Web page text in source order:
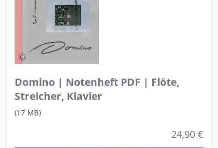
Domino | Notenheft PDF | Flöte,
Streicher, Klavier
(17 MB)
24,90 €